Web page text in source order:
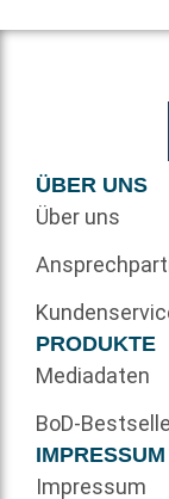
ÜBER UNS
Über uns
PRODUKTE
Mediadaten
BoD-
IMPRESSUM
Impressum